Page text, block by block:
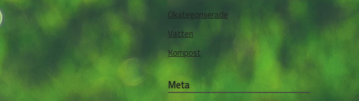
Okategoriserade
Vatten
Kompost
Meta